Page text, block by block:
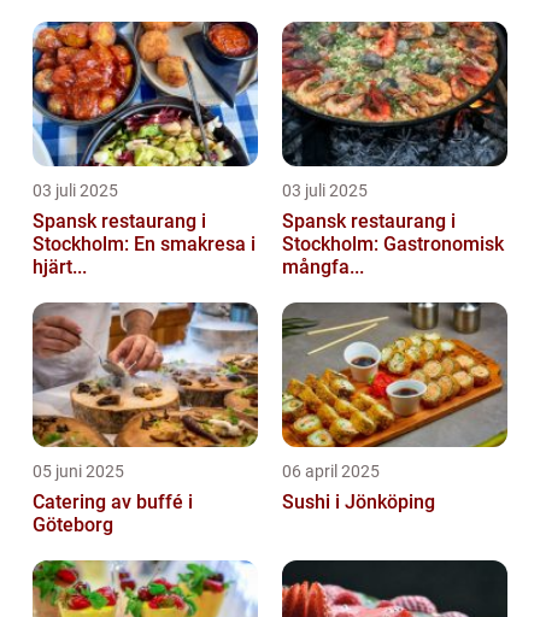
03 juli 2025
Spansk restaurang i
Stockholm: En smakresa i
hjärt...
03 juli 2025
Spansk restaurang i
Stockholm: Gastronomisk
mångfa...
05 juni 2025
Catering av buffé i
Göteborg
06 april 2025
Sushi i Jönköping